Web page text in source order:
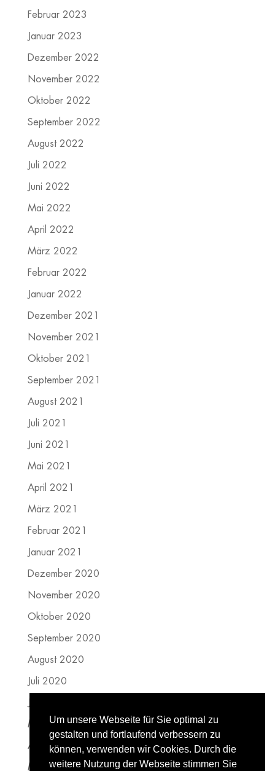
Februar 2023
Januar 2023
Dezember 2022
November 2022
Oktober 2022
September 2022
August 2022
Juli 2022
Juni 2022
Mai 2022
April 2022
März 2022
Februar 2022
Januar 2022
Dezember 2021
November 2021
Oktober 2021
September 2021
August 2021
Juli 2021
Juni 2021
Mai 2021
April 2021
März 2021
Februar 2021
Januar 2021
Dezember 2020
November 2020
Oktober 2020
September 2020
August 2020
Juli 2020
Mai 2020
April 2020
März 2020
Um unsere Webseite für Sie optimal zu
gestalten und fortlaufend verbessern zu
können, verwenden wir Cookies. Durch die
weitere Nutzung der Webseite stimmen Sie